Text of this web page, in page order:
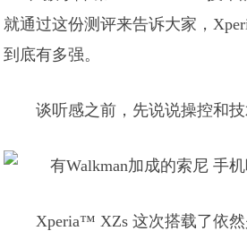
就通过这份测评来告诉大家，
到底有多强。
谈听感之前，先说说操控和技
Xperia™ XZs 这次搭载了依